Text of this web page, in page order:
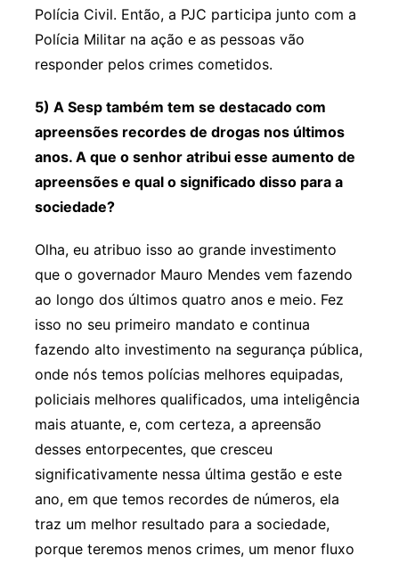
Polícia Civil. Então, a PJC participa junto com a
Polícia Militar na ação e as pessoas vão
responder pelos crimes cometidos.
5) A Sesp também tem se destacado com
apreensões recordes de drogas nos últimos
anos. A que o senhor atribui esse aumento de
apreensões e qual o significado disso para a
sociedade?
Olha, eu atribuo isso ao grande investimento
que o governador Mauro Mendes vem fazendo
ao longo dos últimos quatro anos e meio. Fez
isso no seu primeiro mandato e continua
fazendo alto investimento na segurança pública,
onde nós temos polícias melhores equipadas,
policiais melhores qualificados, uma inteligência
mais atuante, e, com certeza, a apreensão
desses entorpecentes, que cresceu
significativamente nessa última gestão e este
ano, em que temos recordes de números, ela
traz um melhor resultado para a sociedade,
porque teremos menos crimes, um menor fluxo